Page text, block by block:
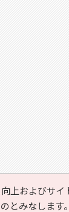
上およびサ
とみなします